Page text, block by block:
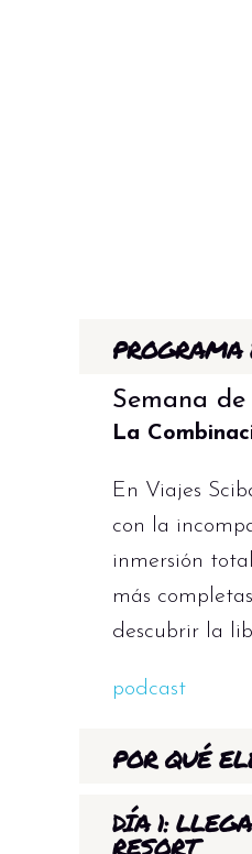
PROGRAMA
Semana
La
En Viajes
con la
inmersión
más
descubrir la
podcast
POR QUÉ
Con más de
Viajes
DÍA 1:
RESORT